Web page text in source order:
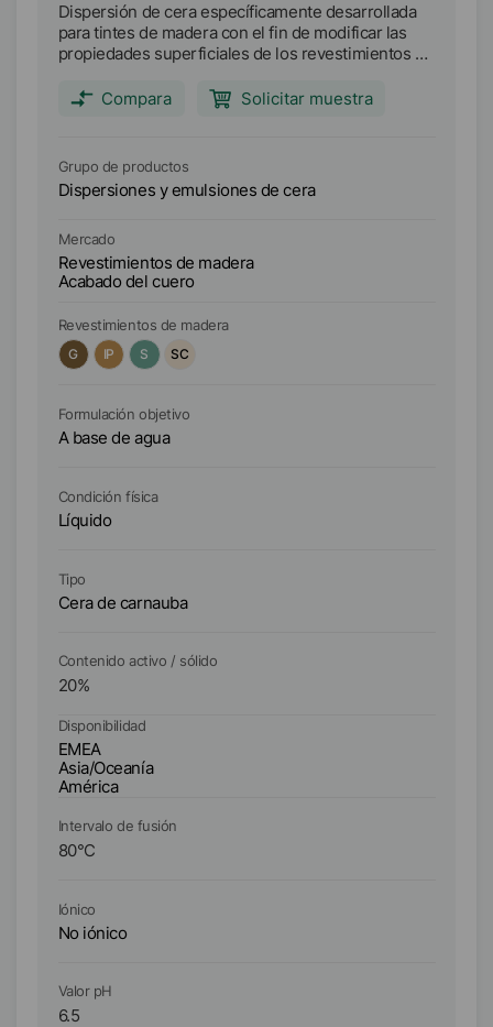
Dispersión de cera específicamente desarrollada
para tintes de madera con el fin de modificar las
propiedades superficiales de los revestimientos al
así como agente desmoldeante.
Compara Solicitar muestra
Grupo de productos
Dispersiones y emulsiones de cera
Mercado
Revestimientos de madera
Acabado del cuero
Revestimientos de madera
G
IP S SC
Formulación objetivo
A base de agua
Condición física
Líquido
Tipo
Cera de carnauba
Contenido activo / sólido
20%
Disponibilidad
EMEA
Asia/Oceanía
América
Intervalo de fusión
80°C
Iónico
No iónico
Valor pH
6.5